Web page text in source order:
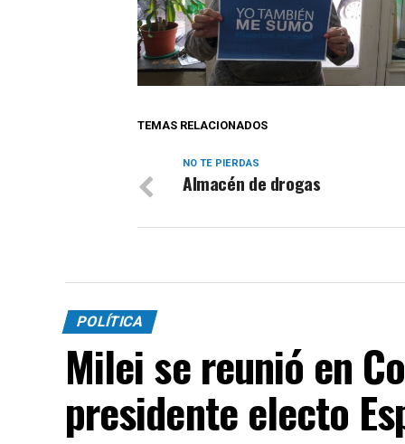
TEMAS RELACIONADOS
NO TE PIERDAS
Almacén de drogas
POLÍTICA
Milei se reunió en
presidente electo